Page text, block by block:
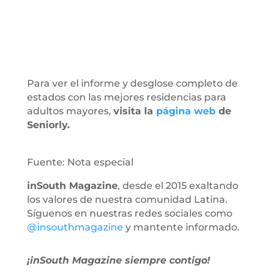
Para ver el informe y desglose completo de
estados con las mejores residencias para
adultos mayores, visita la página webde
Seniorly.
Fuente: Nota especial
inSouth Magazine, desde el 2015 exaltando
los valores de nuestra comunidad Latina.
Síguenos en nuestras redes sociales como
@insouthmagazine y mantente informado.
¡inSouth Magazine siempre contigo!